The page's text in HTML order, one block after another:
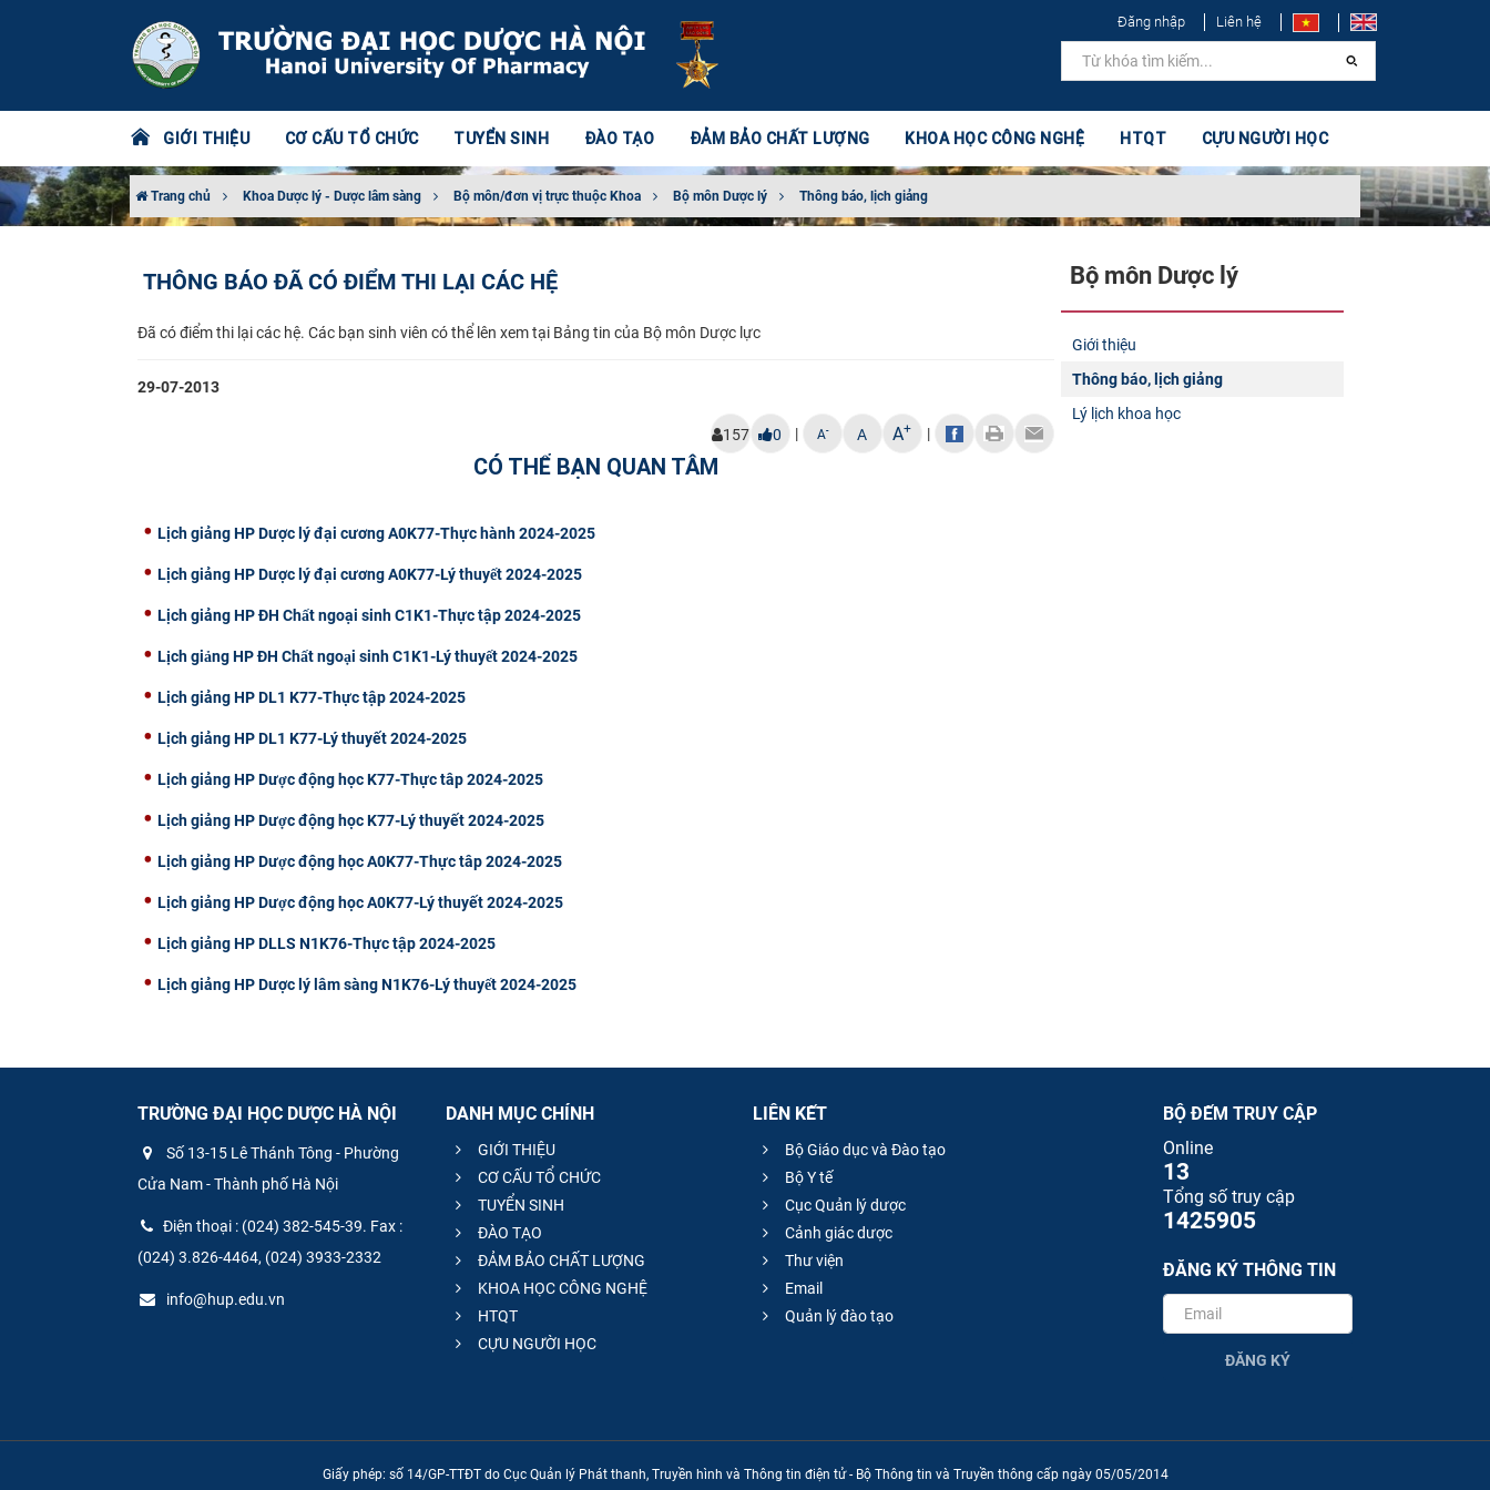
Đăng nhập Liên hệ
GIỚI THIỆU CƠ CẤU TỔ CHỨC TUYỂN SINH ĐÀO TẠO ĐẢM BẢO CHẤT LƯỢNG KHOA HỌC CÔNG NGHỆ HTQT CỰU NGƯỜI HỌC
Trang chủ Khoa Dược lý - Dược lâm sàng Bộ môn/đơn vị trực thuộc Khoa Bộ môn Dược lý Thông báo, lịch giảng
THÔNG BÁO ĐÃ CÓ ĐIỂM THI LẠI CÁC HỆ
Đã có điểm thi lại các hệ. Các bạn sinh viên có thể lên xem tại Bảng tin của Bộ môn Dược lực
29-07-2013
157 0 | A- A A+ |
CÓ THỂ BẠN QUAN TÂM
Lịch giảng HP Dược lý đại cương A0K77-Thực hành 2024-2025
Lịch giảng HP Dược lý đại cương A0K77-Lý thuyết 2024-2025
Lịch giảng HP ĐH Chất ngoại sinh C1K1-Thực tập 2024-2025
Lịch giảng HP ĐH Chất ngoại sinh C1K1-Lý thuyết 2024-2025
Lịch giảng HP DL1 K77-Thực tập 2024-2025
Lịch giảng HP DL1 K77-Lý thuyết 2024-2025
Lịch giảng HP Dược động học K77-Thực tâp 2024-2025
Lịch giảng HP Dược động học K77-Lý thuyết 2024-2025
Lịch giảng HP Dược động học A0K77-Thực tâp 2024-2025
Lịch giảng HP Dược động học A0K77-Lý thuyết 2024-2025
Lịch giảng HP DLLS N1K76-Thực tập 2024-2025
Lịch giảng HP Dược lý lâm sàng N1K76-Lý thuyết 2024-2025
Bộ môn Dược lý
Giới thiệu
Thông báo, lịch giảng
Lý lịch khoa học
TRƯỜNG ĐẠI HỌC DƯỢC HÀ NỘI
Số 13-15 Lê Thánh Tông - Phường
Cửa Nam - Thành phố Hà Nội
Điện thoại : (024) 382-545-39. Fax :
(024) 3.826-4464, (024) 3933-2332
info@hup.edu.vn
DANH MỤC CHÍNH
GIỚI THIỆU
CƠ CẤU TỔ CHỨC
TUYỂN SINH
ĐÀO TẠO
ĐẢM BẢO CHẤT LƯỢNG
KHOA HỌC CÔNG NGHỆ
HTQT
CỰU NGƯỜI HỌC
LIÊN KẾT
Bộ Giáo dục và Đào tạo
Bộ Y tế
Cục Quản lý dược
Cảnh giác dược
Thư viện
Email
Quản lý đào tạo
BỘ ĐẾM TRUY CẬP
Online
13
Tổng số truy cập
1425905
ĐĂNG KÝ THÔNG TIN
ĐĂNG KÝ
Giấy phép: số 14/GP-TTĐT do Cục Quản lý Phát thanh, Truyền hình và Thông tin điện tử - Bộ Thông tin và Truyền thông cấp ngày 05/05/2014